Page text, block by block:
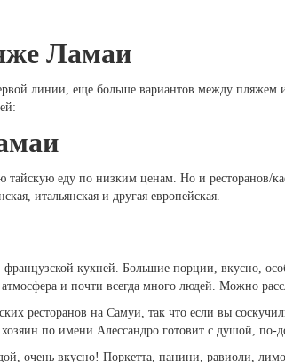
Ламаи
линии, еще больше вариантов между пляжем
еду по низким ценам. Но и ресторанов/
итальянская и другая европейская.
кухней. Большие порции, вкусно,
и почти всегда много людей. Можно
ресторанов на Самуи, так что если вы
по имени Алессандро готовит с душой, по-
очень вкусно! Поркетта, панини, равиоли,